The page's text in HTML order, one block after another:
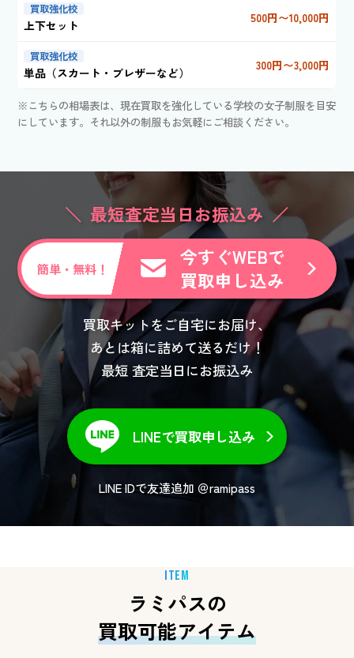
買取強化校
上下セット 500円〜10,000円
買取強化校
単品（スカート・ブレザーなど） 300円〜3,000円
※こちらの相場表は、現在買取を強化している学校の女子制服を目安
にしています。それ以外の制服もお気軽にご相談ください。
最短査定当日お振込み
簡単・無料！
今すぐWEBで
買取申し込み
買取キットをご自宅にお届け、
あとは箱に詰めて送るだけ！
最短 査定当日にお振込み
LINEで買取申し込み
LINE IDで友達追加 ＠ramipass
ITEM
ラミパスの
買取可能アイテム